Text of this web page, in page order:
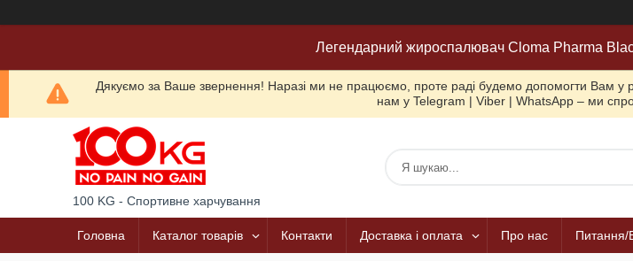
Легендарний жироспалювач Cloma Pharma
Дякуємо за Ваше звернення! Наразі ми не працюємо, проте раді будемо допомогти Вам
нам у Telegram | Viber | WhatsApp – ми
100 KG - Спортивне харчування
Головна Каталог товарів Контакти Доставка і оплата Про нас Питання/